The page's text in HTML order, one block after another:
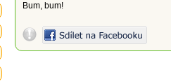
Bum, bum!